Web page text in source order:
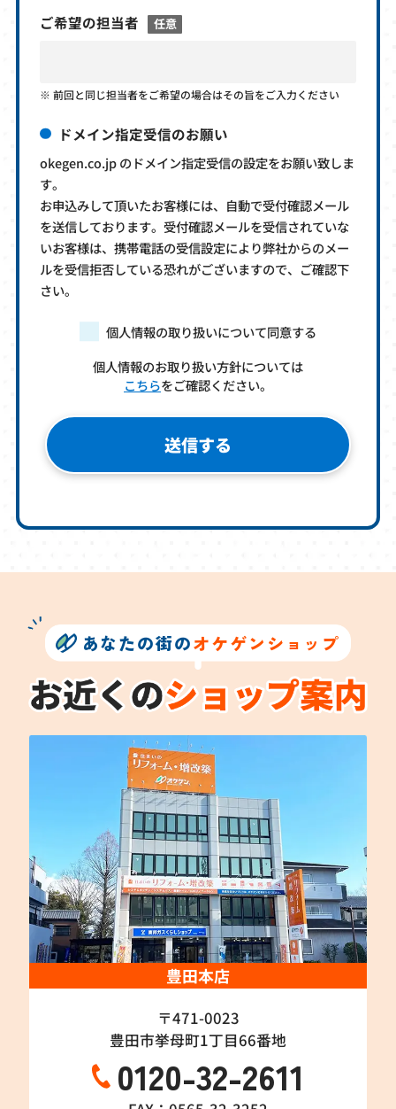
ご希望の担当者 任意
前回と同じ担当者をご希望の場合はその旨をご入力ください
ドメイン指定受信のお願い
okegen.co.jp のドメイン指定受信の設定をお願い致しま
す。
お申込みして頂いたお客様には、自動で受付確認メール
を送信しております。受付確認メールを受信されていな
いお客様は、携帯電話の受信設定により弊社からのメー
ルを受信拒否している恐れがございますので、ご確認下
さい。
個人情報の取り扱いについて同意する
個人情報のお取り扱い方針については
こちらをご確認ください。
あなたの街のオケゲンショップ
豊田本店
〒471-0023
豊田市挙母町1丁目66番地
0120-32-2611